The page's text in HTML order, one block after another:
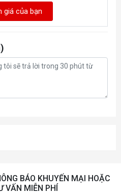
(3840 x 2160) Truelife Touch
WVA
speakers
4 Type-C port with Power
giá của bạn
BÁO KHUYẾN MẠI HOẶC
VẤN MIỄN PHÍ